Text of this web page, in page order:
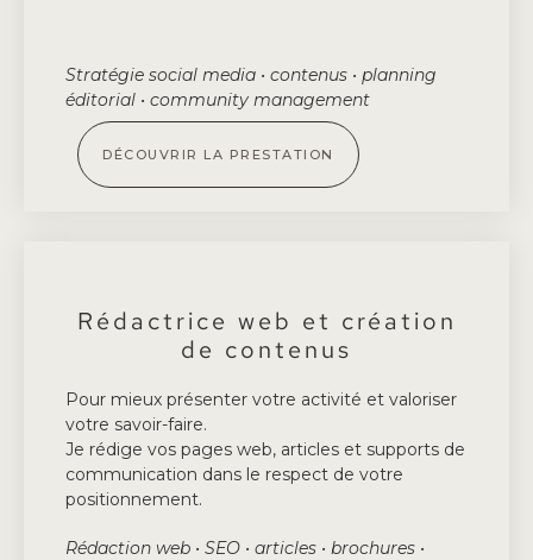
Stratégie social media • contenus • planning
éditorial • community management
DÉCOUVRIR LA PRESTATION
Rédactrice web et création
de contenus
Pour mieux présenter votre activité et valoriser
votre savoir-faire.
Je rédige vos pages web, articles et supports de
communication dans le respect de votre
positionnement.
Rédaction web • SEO • articles • brochures •